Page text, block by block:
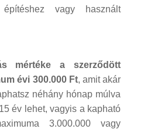
vagy használt
mértéke a szerződött
évi 300.000 Ft, amit akár
néhány hónap múlva
év lehet, vagyis a kapható
3.000.000 vagy